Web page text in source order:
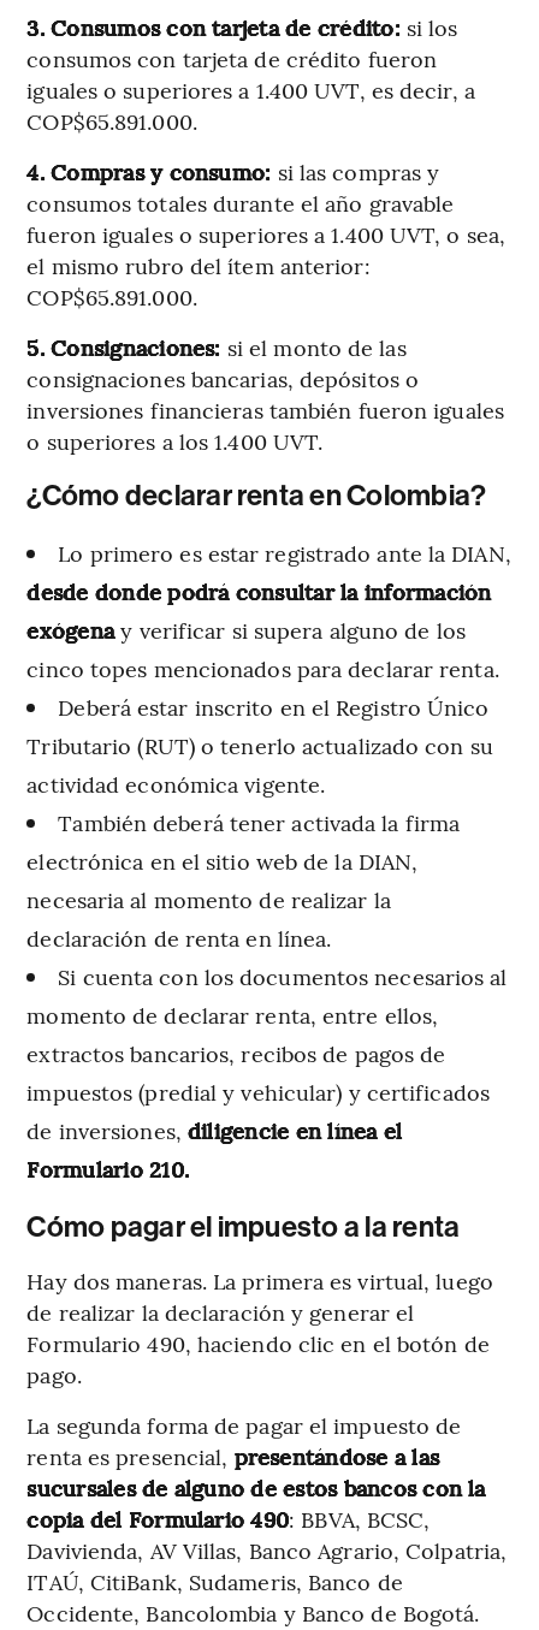
3. Consumos con tarjeta de crédito: si los
consumos con tarjeta de crédito fueron
iguales o superiores a 1.400 UVT, es decir, a
COP$65.891.000.
4. Compras y consumo: si las compras y
consumos totales durante el año gravable
fueron iguales o superiores a 1.400 UVT, o sea,
el mismo rubro del ítem anterior:
COP$65.891.000.
5. Consignaciones: si el monto de las
consignaciones bancarias, depósitos o
inversiones financieras también fueron iguales
o superiores a los 1.400 UVT.
¿Cómo declarar renta en Colombia?
Lo primero es estar registrado ante la DIAN,
desde donde podrá consultar la información
exógenay verificar si supera alguno de los
cinco topes mencionados para declarar renta.
Deberá estar inscrito en el Registro Único
Tributario (RUT) o tenerlo actualizado con su
actividad económica vigente.
También deberá tener activada la firma
electrónica en el sitio web de la DIAN,
necesaria al momento de realizar la
declaración de renta en línea.
Si cuenta con los documentos necesarios al
momento de declarar renta, entre ellos,
extractos bancarios, recibos de pagos de
impuestos (predial y vehicular) y certificados
de inversiones, diligencie en línea el
Formulario 210.
Cómo pagar el impuesto a la renta
Hay dos maneras. La primera es virtual, luego
de realizar la declaración y generar el
Formulario 490, haciendo clic en el botón de
pago.
La segunda forma de pagar el impuesto de
renta es presencial, presentándose a las
sucursales de alguno de estos bancos con la
copia del Formulario 490: BBVA, BCSC,
Davivienda, AV Villas, Banco Agrario, Colpatria,
ITAÚ, CitiBank, Sudameris, Banco de
Occidente, Bancolombia y Banco de Bogotá.